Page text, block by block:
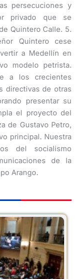
persecuciones y
privado que se
Quintero Calle. 5.
Quintero cese
a Medellín en
modelo petrista.
a los crecientes
directivas de otras
presentar su
el proyecto del
de Gustavo Petro,
principal. Nuestra
del socialismo
de la
Arango.